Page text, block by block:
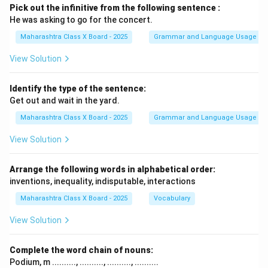
चांगल्या जीवनशैलीच्या शोधात एका ठिकाणाहून दुसऱ्या ठिकाणी
स्थलांतर करतात. यामुळे काही भागांमध्ये लोकसंख्या वाढते, तर इतर
भागांमध्ये कमी होते.
Pick out the infinitive from the following sentence :
He was asking to go for the concert.
Maharashtra Class X Board - 2025 Grammar and Language Usage
View Solution
Identify the type of the sentence:
Get out and wait in the yard.
Maharashtra Class X Board - 2025 Grammar and Language Usage
View Solution
Arrange the following words in alphabetical order:
inventions, inequality, indisputable, interactions
Maharashtra Class X Board - 2025 Vocabulary
View Solution
Complete the word chain of nouns:
Podium, m .........., .........., .........., ..........